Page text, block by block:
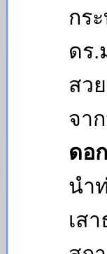
กร
ดร.
สว
จา
ดอ
นำ
เส